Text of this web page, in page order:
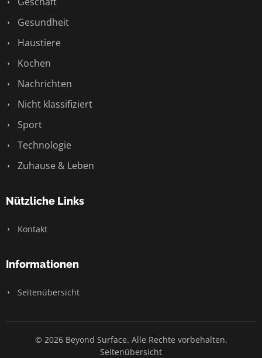
Gesundheit
Haustiere
Kochen
Nachrichten
Nicht klassifiziert
Sport
Technologie
Zuhause & Leben
Nützliche Links
Kontakt
Informationen
Seitenübersicht
© 2026 Beyond Surface. Alle Rechte vorbehalten.
Seitenübersicht